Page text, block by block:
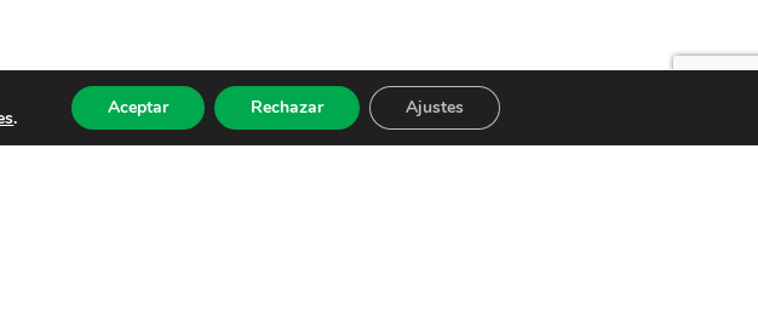
. Aceptar Rechazar Ajustes